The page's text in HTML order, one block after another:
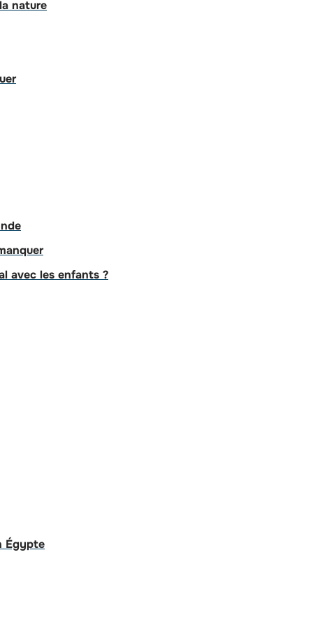
nature
avec les enfants ?
Égypte